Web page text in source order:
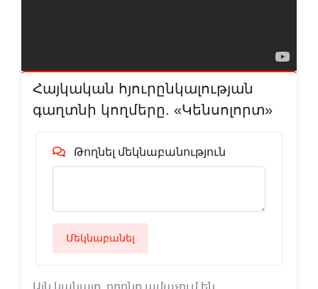
Հայկական հյուրընկալության
գաղտնի կողմերը. «Կենսոլորտ»
Թողնել մեկնաբանություն
Մեկնաբանել